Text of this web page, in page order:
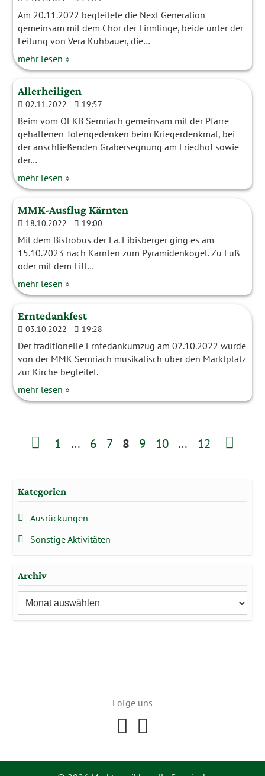
Am 20.11.2022 begleitete die Next Generation
gemeinsam mit dem Chor der Firmlinge, beide unter der
Leitung von Vera Kühbauer, die…
mehr lesen »
Allerheiligen
02.11.2022 19:57
Beim vom OEKB Semriach gemeinsam mit der Pfarre
gehaltenen Totengedenken beim Kriegerdenkmal, bei
der anschließenden Gräbersegnung am Friedhof sowie
der…
mehr lesen »
MMK-Ausflug Kärnten
18.10.2022 19:00
Mit dem Bistrobus der Fa. Eibisberger ging es am
15.10.2023 nach Kärnten zum Pyramidenkogel. Zu Fuß
oder mit dem Lift…
mehr lesen »
Erntedankfest
03.10.2022 19:28
Der traditionelle Erntedankumzug am 02.10.2022 wurde
von der MMK Semriach musikalisch über den Marktplatz
zur Kirche begleitet.
mehr lesen »
1 … 6 7 8 9 10 … 12
Kategorien
Ausrückungen
Sonstige Aktivitäten
Archiv
Archiv
Folge uns